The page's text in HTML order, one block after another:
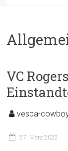
VC
vespa-
27. März 2022